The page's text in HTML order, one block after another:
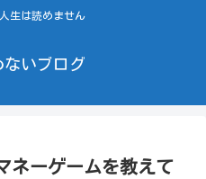
生は読めません
ないブログ
ネーゲームを教えて